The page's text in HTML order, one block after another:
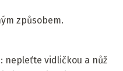
způsobem.
nepleťte vidličkou a nůž